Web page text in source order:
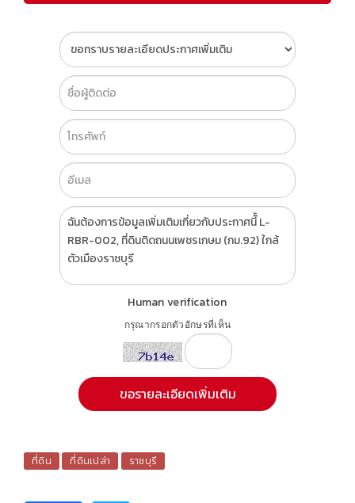
Human verification
กรุณากรอกตัวอักษรที่เห็น
ที่ดิน ที่ดินเปล่า ราชบุรี